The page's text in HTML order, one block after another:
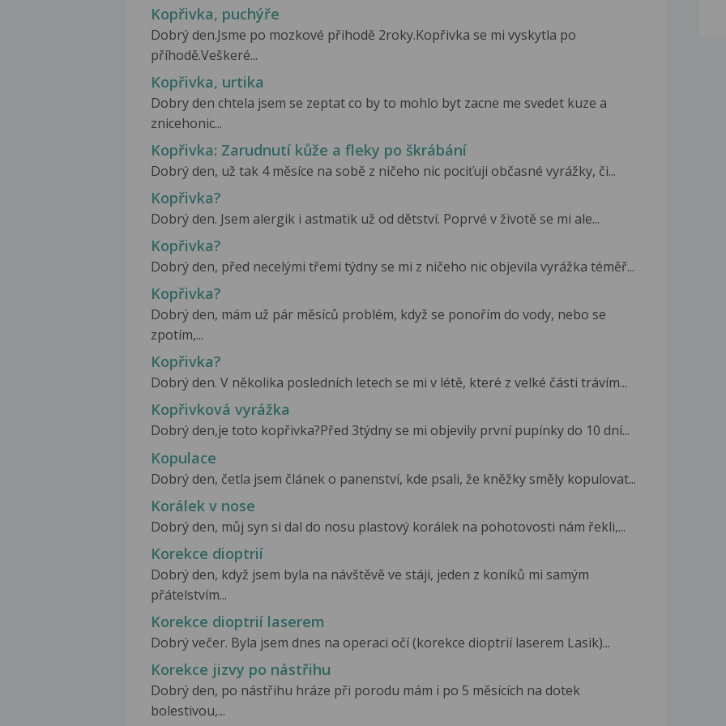
Kopřivka, puchýře
Dobrý den.Jsme po mozkové přihodě 2roky.Kopřivka se mi vyskytla po
příhodě.Veškeré...
Kopřivka, urtika
Dobry den chtela jsem se zeptat co by to mohlo byt zacne me svedet kuze a
znicehonic...
Kopřivka: Zarudnutí kůže a fleky po škrábání
Dobrý den, už tak 4 měsíce na sobě z ničeho nic pociťuji občasné vyrážky, či...
Kopřivka?
Dobrý den. Jsem alergik i astmatik už od dětství. Poprvé v životě se mi ale...
Kopřivka?
Dobrý den, před necelými třemi týdny se mi z ničeho nic objevila vyrážka téměř...
Kopřivka?
Dobrý den, mám už pár měsíců problém, když se ponořím do vody, nebo se
zpotím,...
Kopřivka?
Dobrý den. V několika posledních letech se mi v létě, které z velké části trávím...
Kopřivková vyrážka
Dobrý den,je toto kopřivka?Před 3týdny se mi objevily první pupínky do 10 dní...
Kopulace
Dobrý den, četla jsem článek o panenství, kde psali, že kněžky směly kopulovat...
Korálek v nose
Dobrý den, můj syn si dal do nosu plastový korálek na pohotovosti nám řekli,...
Korekce dioptrií
Dobrý den, když jsem byla na návštěvě ve stáji, jeden z koníků mi samým
přátelstvím...
Korekce dioptrií laserem
Dobrý večer. Byla jsem dnes na operaci očí (korekce dioptrií laserem Lasik)...
Korekce jizvy po nástřihu
Dobrý den, po nástřihu hráze při porodu mám i po 5 měsících na dotek
bolestivou,...